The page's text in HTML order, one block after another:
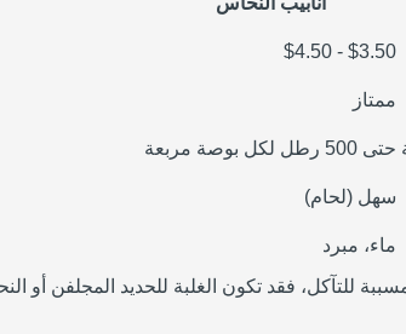
$3.50 - $4.50
ممتاز
حتى 500 رطل لكل بوصة مربعة
سهل (لحام)
ماء، مبرد
للتآكل، فقد تكون الغلبة للحديد المجلفن أو